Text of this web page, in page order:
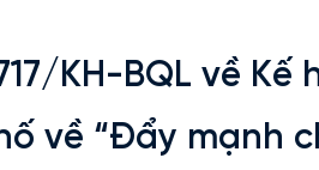
KH-BQL về
về “Đẩy mạnh